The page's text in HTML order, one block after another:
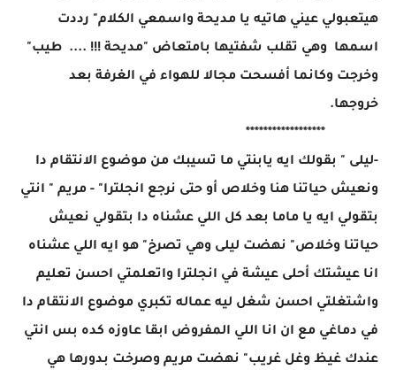
هيتعبولي عيني هاتيه يا مديحة واسمعي الكلام" رددت
اسمها وهي تقلب شفتيها بامتعاض "مديحة !!! .... طيب"
وخرجت وكانما أفسحت مجالا للهواء في الغرفة بعد
خروجها.
******************
-ليلى " بقولك ايه يابنتي ما تسيبك من موضوع الانتقام دا
ونعيش حياتنا هنا وخلاص أو حتى نرجع انجلترا" - مريم " انتي
بتقولي ايه يا ماما بعد كل اللي عشناه دا بتقولي نعيش
حياتنا وخلاص" نهضت ليلى وهي تصرخ" هو ايه اللي عشناه
انا عيشتك أحلى عيشة في انجلترا واتعلمتي احسن تعليم
واشتغلتي احسن شغل ليه عماله تكبري موضوع الانتقام دا
في دماغي مع ان انا اللي المفروض ابقا عاوزه كده بس انتي
عندك غيظ وغل غريب" نهضت مريم وصرخت بدورها هي